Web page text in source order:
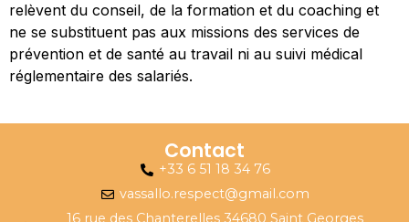
relèvent du conseil, de la formation et du coaching et
ne se substituent pas aux missions des services de
prévention et de santé au travail ni au suivi médical
réglementaire des salariés.
Contact
+33 6 51 18 34 76
vassallo.respect@gmail.com
16 rue des Chanterelles 34680 Saint Georges